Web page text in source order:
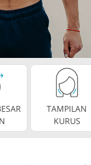
TAMPILAN
KURUS